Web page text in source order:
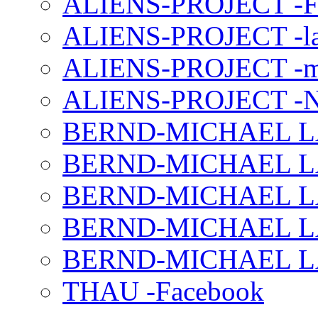
ALIENS-PROJECT -
ALIENS-PROJECT -
ALIENS-PROJECT -
BERND-MICHAEL
BERND-MICHAEL
BERND-MICHAEL
BERND-MICHAEL
BERND-MICHAEL
THAU -Facebook